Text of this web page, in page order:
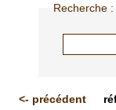
Recherche
<- précédent